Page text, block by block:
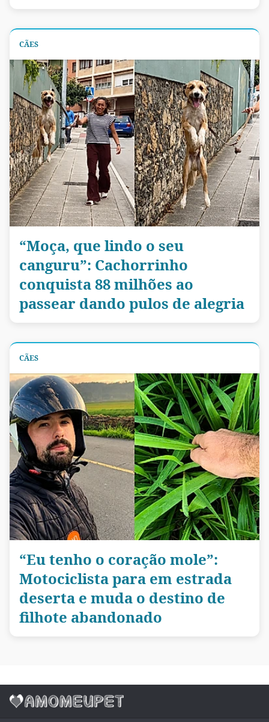
CÃES
“Moça, que lindo o seu
canguru”: Cachorrinho
conquista 88 milhões ao
passear dando pulos de alegria
CÃES
“Eu tenho o coração mole”:
Motociclista para em estrada
deserta e muda o destino de
filhote abandonado